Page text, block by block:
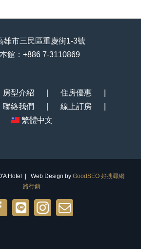
雄市三民區重慶街1-3號
館：+886 7-3110869
房型介紹
住房優惠
聯絡我們
線上訂房
繁體中文
Hotel | Web Design by GoodSEO 好搜尋網
路行銷
Line@Instagram
Email